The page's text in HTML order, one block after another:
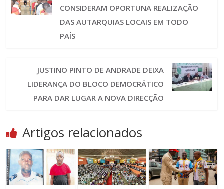
CONSIDERAM OPORTUNA REALIZAÇÃO
DAS AUTARQUIAS LOCAIS EM TODO
PAÍS
JUSTINO PINTO DE ANDRADE DEIXA
LIDERANÇA DO BLOCO DEMOCRÁTICO
PARA DAR LUGAR A NOVA DIRECÇÃO
Artigos relacionados